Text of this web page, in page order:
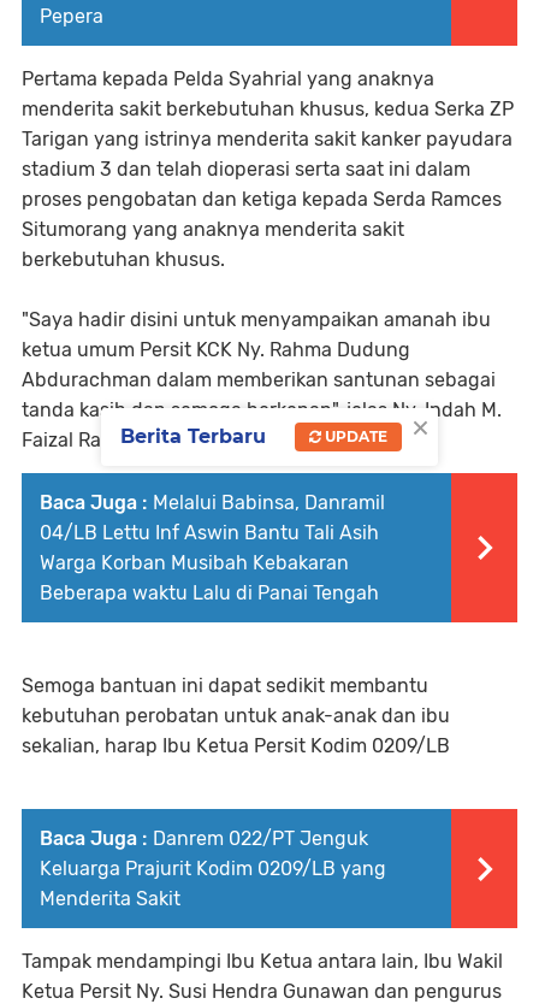
Pepera
Pertama kepada Pelda Syahrial yang anaknya
menderita sakit berkebutuhan khusus, kedua Serka ZP
Tarigan yang istrinya menderita sakit kanker payudara
stadium 3 dan telah dioperasi serta saat ini dalam
proses pengobatan dan ketiga kepada Serda Ramces
Situmorang yang anaknya menderita sakit
berkebutuhan khusus.
"Saya hadir disini untuk menyampaikan amanah ibu
ketua umum Persit KCK Ny. Rahma Dudung
Abdurachman dalam memberikan santunan sebagai
tanda kasih dan semoga berkenan", jelas Ny. Indah M.
Faizal Rangkuti
Baca Juga : Melalui Babinsa, Danramil
04/LB Lettu Inf Aswin Bantu Tali Asih
Warga Korban Musibah Kebakaran
Beberapa waktu Lalu di Panai Tengah
Semoga bantuan ini dapat sedikit membantu
kebutuhan perobatan untuk anak-anak dan ibu
sekalian, harap Ibu Ketua Persit Kodim 0209/LB
Baca Juga : Danrem 022/PT Jenguk
Keluarga Prajurit Kodim 0209/LB yang
Menderita Sakit
Tampak mendampingi Ibu Ketua antara lain, Ibu Wakil
Ketua Persit Ny. Susi Hendra Gunawan dan pengurus
×
Berita Terbaru UPDATE